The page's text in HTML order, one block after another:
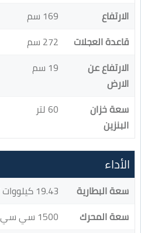
الارتفاع
169 سم
قاعدة العجلات
272 سم
الارتفاع عن
الارض
19 سم
سعة خزان
البنزين
60 لتر
الأداء
سعة البطارية
19.43 كيلووات / ساعة
سعة المحرك
1500 سي سي تيربو